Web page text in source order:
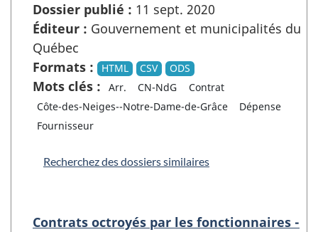
Dossier publié : 11 sept. 2020
Éditeur : Gouvernement et municipalités du
Québec
Formats :
HTML CSV ODS
Mots clés : Arr. CN-NdG
Contrat
Côte-des-Neiges--Notre-Dame-de-Grâce
Dépense
Fournisseur
Recherchez des dossiers similaires
Contrats octroyés par les fonctionnaires -